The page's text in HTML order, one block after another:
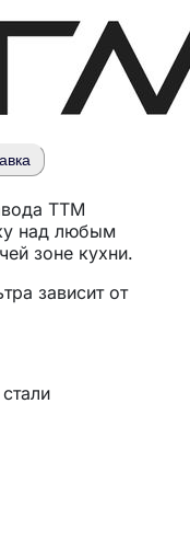
ТТМ
над любым
зоне кухни.
зависит от